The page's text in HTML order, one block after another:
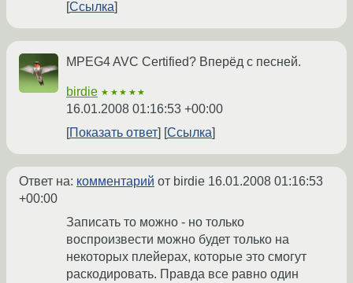
Ссылка
MPEG4 AVC Certified? Вперёд с песней.
birdie ★★★★★
16.01.2008 01:16:53 +00:00
Показать ответ
Ссылка
Ответ на: комментарий от birdie 16.01.2008 01:16:53
+00:00
Записать то можно - но только
воспроизвести можно будет только на
некоторых плейерах, которые это смогут
раскодировать. Правда все равно один